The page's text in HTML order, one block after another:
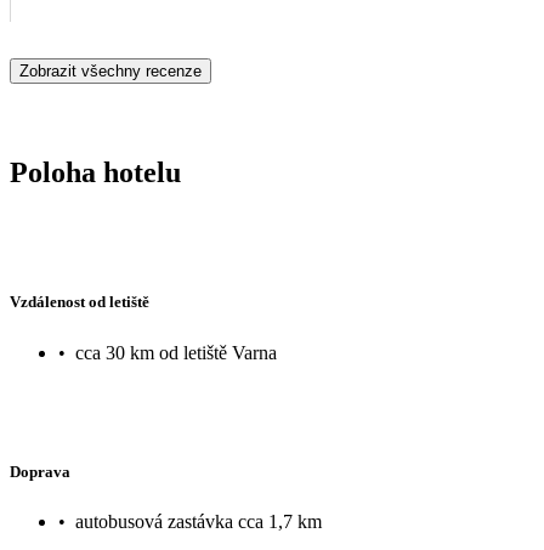
Zobrazit všechny recenze
Poloha hotelu
Vzdálenost od letiště
• cca 30 km od letiště Varna
Doprava
• autobusová zastávka cca 1,7 km